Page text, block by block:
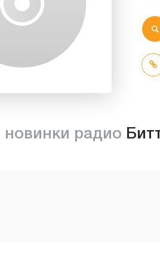
радио